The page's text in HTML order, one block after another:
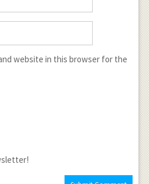
website in this browser for the